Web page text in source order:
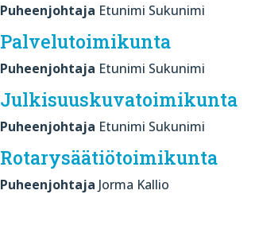
Puheenjohtaja Etunimi Sukunimi
Palvelutoimikunta
Puheenjohtaja Etunimi Sukunimi
Julkisuuskuvatoimikunta
Puheenjohtaja Etunimi Sukunimi
Rotarysäätiötoimikunta
Puheenjohtaja Jorma Kallio